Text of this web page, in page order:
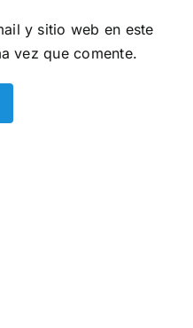
y sitio web en este
vez que comente.